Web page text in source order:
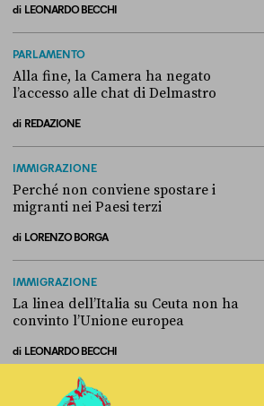
di LEONARDO BECCHI
PARLAMENTO
Alla fine, la Camera ha negato
l’accesso alle chat di Delmastro
di REDAZIONE
IMMIGRAZIONE
Perché non conviene spostare i
migranti nei Paesi terzi
di LORENZO BORGA
IMMIGRAZIONE
La linea dell’Italia su Ceuta non ha
convinto l’Unione europea
di LEONARDO BECCHI
La linea dell’Italia su Ceuta non ha convinto